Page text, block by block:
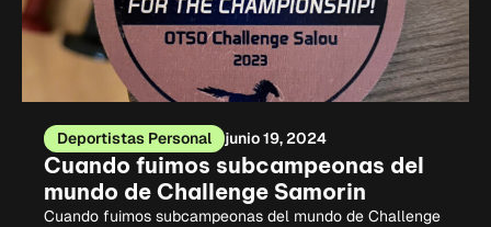
Deportistas Personal junio 19, 2024
Cuando fuimos subcampeonas del
mundo de Challenge Samorin
Cuando fuimos subcampeonas del mundo de Challenge